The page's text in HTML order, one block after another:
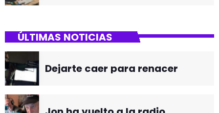
ÚLTIMAS NOTICIAS
Dejarte caer para renacer